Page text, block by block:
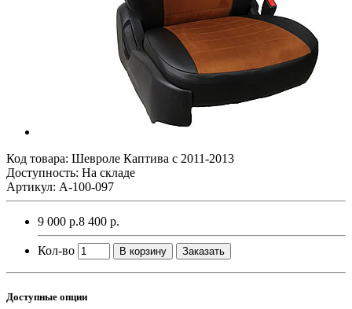
Код товара: Шевроле Каптива с 2011-2013
Доступность: На складе
Артикул: A-100-097
9 000 р.8 400 р.
Кол-во В корзину Заказать
Доступные опции